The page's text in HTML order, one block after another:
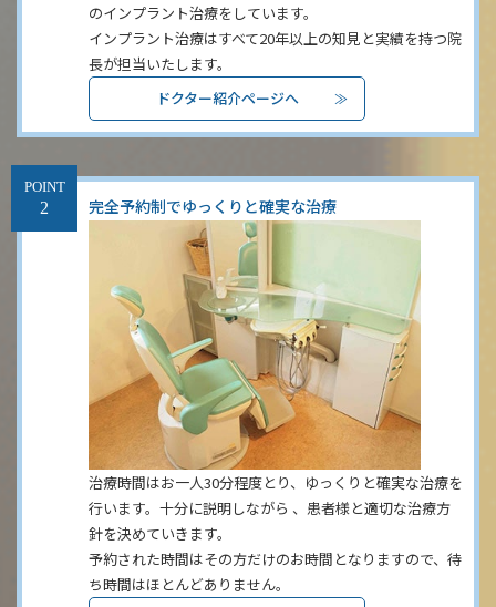
のインプラント治療をしています。
インプラント治療はすべて20年以上の知見と実績を持つ院
長が担当いたします。
ドクター紹介ページへ
POINT
完全予約制でゆっくりと確実な治療
治療時間はお一人30分程度とり、ゆっくりと確実な治療を
行います。十分に説明しながら 、患者様と適切な治療方
針を決めていきます。
予約された時間はその方だけのお時間となりますので、待
ち時間はほとんどありません。